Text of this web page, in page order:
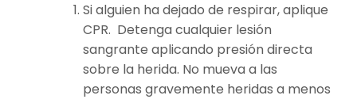
Si alguien ha dejado de respirar, aplique
CPR. Detenga cualquier lesión
sangrante aplicando presión directa
sobre la herida. No mueva a las
personas gravemente heridas a menos